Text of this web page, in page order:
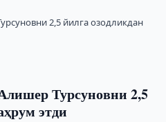
2,5 йилга озодликдан
Турсуновни 2,5
этди